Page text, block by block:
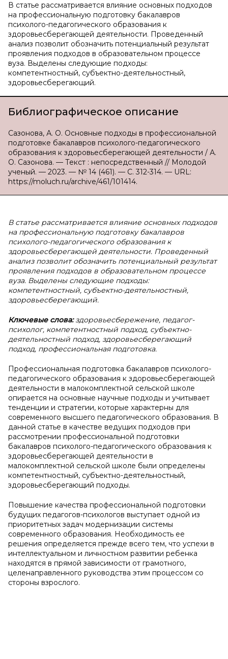
В статье рассматривается влияние основных подходов
на профессиональную подготовку бакалавров
психолого-педагогического образования к
здоровьесберегающей деятельности. Проведенный
анализ позволит обозначить потенциальный результат
проявления подходов в образовательном процессе
вуза. Выделены следующие подходы:
компетентностный, субъектно-деятельностный,
здоровьесберегающий.
Библиографическое описание
Сазонова, А. О. Основные подходы в профессиональной
подготовке бакалавров психолого-педагогического
образования к здоровьесберегающей деятельности / А.
О. Сазонова. — Текст : непосредственный // Молодой
ученый. — 2023. — № 14 (461). — С. 312-314. — URL:
https://moluch.ru/archive/461/101414.
В статье рассматривается влияние основных подходов
на профессиональную подготовку бакалавров
психолого-педагогического образования к
здоровьесберегающей деятельности. Проведенный
анализ позволит обозначить потенциальный результат
проявления подходов в образовательном процессе
вуза. Выделены следующие подходы:
компетентностный, субъектно-деятельностный,
здоровьесберегающий.
Ключевые слова:здоровьесбережение, педагог-
психолог, компетентностный подход, субъектно-
деятельностный подход, здоровьесберегающий
подход, профессиональная подготовка.
Профессиональная подготовка бакалавров психолого-
педагогического образования к здоровьесберегающей
деятельности в малокомплектной сельской школе
опирается на основные научные подходы и учитывает
тенденции и стратегии, которые характерны для
современного высшего педагогического образования. В
данной статье в качестве ведущих подходов при
рассмотрении профессиональной подготовки
бакалавров психолого-педагогического образования к
здоровьесберегающей деятельности в
малокомплектной сельской школе были определены
компетентностный, субъектно-деятельностный,
здоровьесберегающий подходы.
Повышение качества профессиональной подготовки
будущих педагогов-психологов выступает одной из
приоритетных задач модернизации системы
современного образования. Необходимость ее
решения определяется прежде всего тем, что успехи в
интеллектуальном и личностном развитии ребенка
находятся в прямой зависимости от грамотного,
целенаправленного руководства этим процессом со
стороны взрослого.